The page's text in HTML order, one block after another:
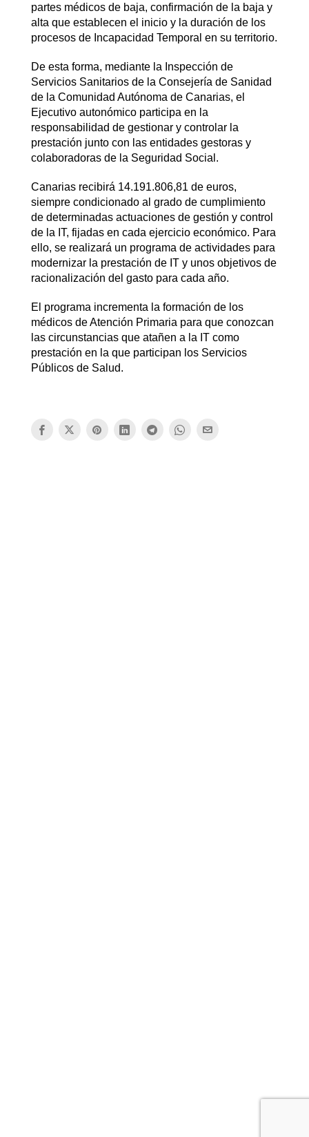
partes médicos de baja, confirmación de la baja y
alta que establecen el inicio y la duración de los
procesos de Incapacidad Temporal en su territorio.
De esta forma, mediante la Inspección de
Servicios Sanitarios de la Consejería de Sanidad
de la Comunidad Autónoma de Canarias, el
Ejecutivo autonómico participa en la
responsabilidad de gestionar y controlar la
prestación junto con las entidades gestoras y
colaboradoras de la Seguridad Social.
Canarias recibirá 14.191.806,81 de euros,
siempre condicionado al grado de cumplimiento
de determinadas actuaciones de gestión y control
de la IT, fijadas en cada ejercicio económico. Para
ello, se realizará un programa de actividades para
modernizar la prestación de IT y unos objetivos de
racionalización del gasto para cada año.
El programa incrementa la formación de los
médicos de Atención Primaria para que conozcan
las circunstancias que atañen a la IT como
prestación en la que participan los Servicios
Públicos de Salud.